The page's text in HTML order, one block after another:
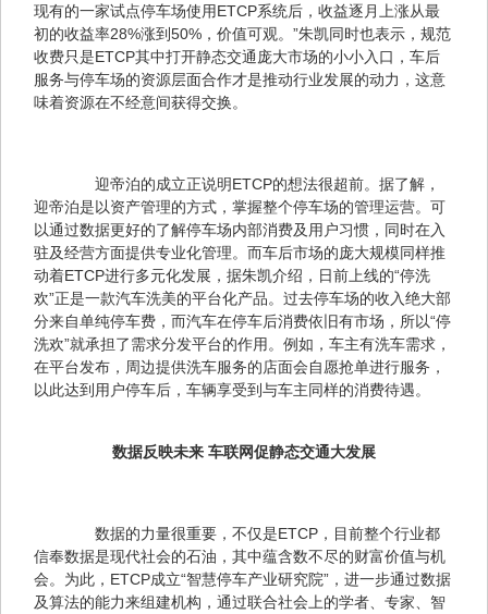
现有的一家试点停车场使用ETCP系统后，收益逐月上涨从最
初的收益率28%涨到50%，价值可观。”朱凯同时也表示，规范
收费只是ETCP其中打开静态交通庞大市场的小小入口，车后
服务与停车场的资源层面合作才是推动行业发展的动力，这意
味着资源在不经意间获得交换。
迎帝泊的成立正说明ETCP的想法很超前。据了解，
迎帝泊是以资产管理的方式，掌握整个停车场的管理运营。可
以通过数据更好的了解停车场内部消费及用户习惯，同时在入
驻及经营方面提供专业化管理。而车后市场的庞大规模同样推
动着ETCP进行多元化发展，据朱凯介绍，日前上线的“停洗
欢”正是一款汽车洗美的平台化产品。过去停车场的收入绝大部
分来自单纯停车费，而汽车在停车后消费依旧有市场，所以“停
洗欢”就承担了需求分发平台的作用。例如，车主有洗车需求，
在平台发布，周边提供洗车服务的店面会自愿抢单进行服务，
以此达到用户停车后，车辆享受到与车主同样的消费待遇。
数据反映未来 车联网促静态交通大发展
数据的力量很重要，不仅是ETCP，目前整个行业都
信奉数据是现代社会的石油，其中蕴含数不尽的财富价值与机
会。为此，ETCP成立“智慧停车产业研究院”，进一步通过数据
及算法的能力来组建机构，通过联合社会上的学者、专家、智